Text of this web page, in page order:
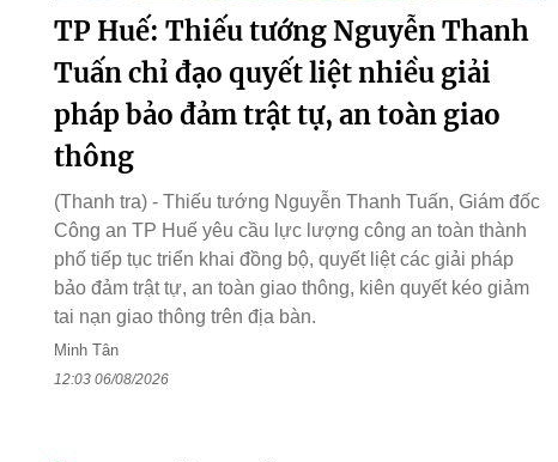
TP Huế: Thiếu tướng Nguyễn Thanh
Tuấn chỉ đạo quyết liệt nhiều giải
pháp bảo đảm trật tự, an toàn giao
thông
(Thanh tra) - Thiếu tướng Nguyễn Thanh Tuấn, Giám đốc
Công an TP Huế yêu cầu lực lượng công an toàn thành
phố tiếp tục triển khai đồng bộ, quyết liệt các giải pháp
bảo đảm trật tự, an toàn giao thông, kiên quyết kéo giảm
tai nạn giao thông trên địa bàn.
Minh Tân
12:03 06/08/2026